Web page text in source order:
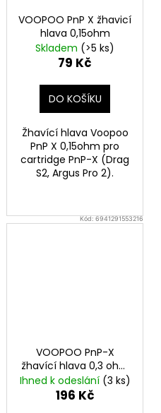
VOOPOO PnP X žhavicí
hlava 0,15ohm
Skladem (>5 ks)
79 Kč
DO KOŠÍKU
Žhavící hlava Voopoo
PnP X 0,15ohm pro
cartridge PnP-X (Drag
S2, Argus Pro 2).
Kód:6941291553216
VOOPOO PnP-X
žhavící hlava 0,3 ohm
5ks
Ihned k odeslání (3 ks)
196 Kč